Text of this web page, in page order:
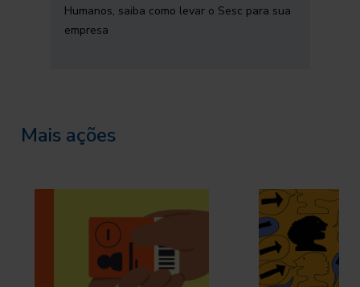
Humanos, saiba como levar o Sesc para sua
empresa
Mais ações